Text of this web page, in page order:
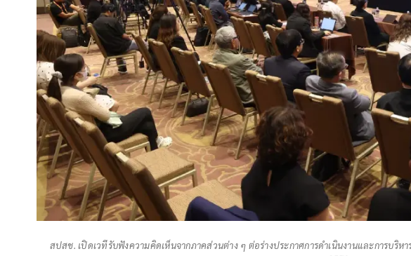
สปสช. เปิดเวทีรับฟังความคิดเห็นจากภาคส่วนต่าง ๆ ต่อร่างประกาศการดำเนินงานและการบ